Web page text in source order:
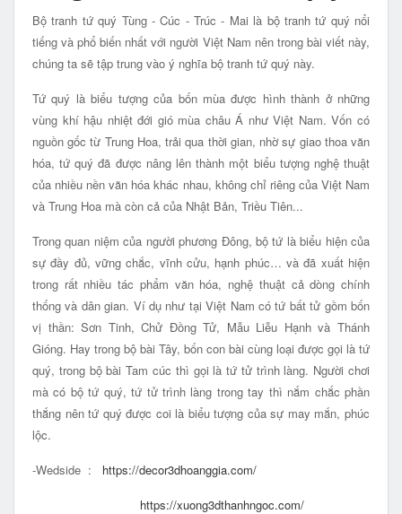
Bộ tranh tứ quý Tùng - Cúc - Trúc - Mai là bộ tranh tứ quý nổi
tiếng và phổ biến nhất với người Việt Nam nên trong bài viết này,
chúng ta sẽ tập trung vào ý nghĩa bộ tranh tứ quý này.
Tứ quý là biểu tượng của bốn mùa được hình thành ở những
vùng khí hậu nhiệt đới gió mùa châu Á như Việt Nam. Vốn có
nguồn gốc từ Trung Hoa, trải qua thời gian, nhờ sự giao thoa văn
hóa, tứ quý đã được nâng lên thành một biểu tượng nghệ thuật
của nhiều nền văn hóa khác nhau, không chỉ riêng của Việt Nam
và Trung Hoa mà còn cả của Nhật Bản, Triều Tiên...
Trong quan niệm của người phương Đông, bộ tứ là biểu hiện của
sự đầy đủ, vững chắc, vĩnh cửu, hạnh phúc… và đã xuất hiện
trong rất nhiều tác phẩm văn hóa, nghệ thuật cả dòng chính
thống và dân gian. Ví dụ như tại Việt Nam có tứ bất tử gồm bốn
vị thần: Sơn Tinh, Chử Đồng Tử, Mẫu Liễu Hạnh và Thánh
Gióng. Hay trong bộ bài Tây, bốn con bài cùng loại được gọi là tứ
quý, trong bộ bài Tam cúc thì gọi là tứ tử trình làng. Người chơi
mà có bộ tứ quý, tứ tử trình làng trong tay thì nắm chắc phần
thắng nên tứ quý được coi là biểu tượng của sự may mắn, phúc
lộc.
-Wedside : https://decor3dhoanggia.com/
https://xuong3dthanhngoc.com/